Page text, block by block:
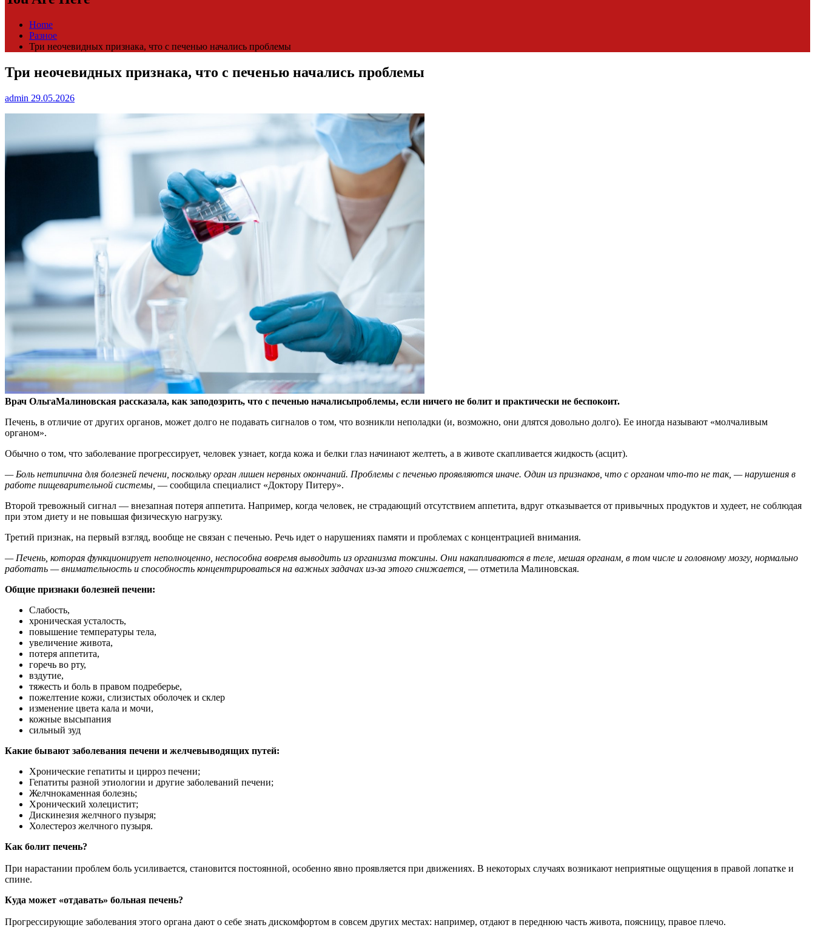
Home
Разное
Три неочевидных признака, что с печенью начались проблемы
Три неочевидных признака, что с печенью начались проблемы
admin 29.05.2026
Врач ОльгаМалиновская рассказала, как заподозрить, что с печенью началисьпроблемы, если ничего не болит и практически не беспокоит.
Печень, в отличие от других органов, может долго не подавать сигналов о том, что возникли неполадки (и, возможно, они длятся довольно долго). Ее иногда называют «молчаливым
органом».
Обычно о том, что заболевание прогрессирует, человек узнает, когда кожа и белки глаз начинают желтеть, а в животе скапливается жидкость (асцит).
— Боль нетипична для болезней печени, поскольку орган лишен нервных окончаний. Проблемы с печенью проявляются иначе. Один из признаков, что с органом что-то не так, — нарушения в
работе пищеварительной системы, — сообщила специалист «Доктору Питеру».
Второй тревожный сигнал — внезапная потеря аппетита. Например, когда человек, не страдающий отсутствием аппетита, вдруг отказывается от привычных продуктов и худеет, не соблюдая
при этом диету и не повышая физическую нагрузку.
Третий признак, на первый взгляд, вообще не связан с печенью. Речь идет о нарушениях памяти и проблемах с концентрацией внимания.
— Печень, которая функционирует неполноценно, неспособна вовремя выводить из организма токсины. Они накапливаются в теле, мешая органам, в том числе и головному мозгу, нормально
работать — внимательность и способность концентрироваться на важных задачах из-за этого снижается, — отметила Малиновская.
Общие признаки болезней печени:
Слабость,
хроническая усталость,
повышение температуры тела,
увеличение живота,
потеря аппетита,
горечь во рту,
вздутие,
тяжесть и боль в правом подреберье,
пожелтение кожи, слизистых оболочек и склер
изменение цвета кала и мочи,
кожные высыпания
сильный зуд
Какие бывают заболевания печени и желчевыводящих путей:
Хронические гепатиты и цирроз печени;
Гепатиты разной этиологии и другие заболеваний печени;
Желчнокаменная болезнь;
Хронический холецистит;
Дискинезия желчного пузыря;
Холестероз желчного пузыря.
Как болит печень?
При нарастании проблем боль усиливается, становится постоянной, особенно явно проявляется при движениях. В некоторых случаях возникают неприятные ощущения в правой лопатке и
спине.
Куда может «отдавать» больная печень?
Прогрессирующие заболевания этого органа дают о себе знать дискомфортом в совсем других местах: например, отдают в переднюю часть живота, поясницу, правое плечо.